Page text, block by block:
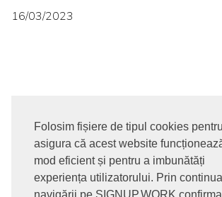
Folosim fișiere de tipul cookies
asigura că acest website
mod eficient și pentru a imbunătăți
experiența utilizatorului. Prin
16/03/2023
© 2017-2026. Toate drepturile rezervate
SIGNUPDOTWORK SRLTermeni si conditii
confidentialitate | Politica de livrare si